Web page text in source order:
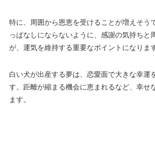
特に、周囲から恩恵を受けることが増えそう
っぱなしにならないように、感謝の気持ちと
が、運気を維持する重要なポイントになります
白い犬が出産する夢は、恋愛面で大きな幸運
す。距離が縮まる機会に恵まれるなど、幸せ
ます。